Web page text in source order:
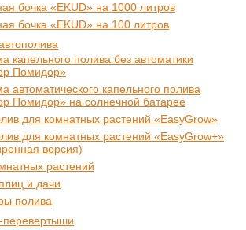
бочка «EKUD» на 1000 литров
бочка «EKUD» на 100 литров
капельного полива без автоматики
Помидор»
автоматического капельного полива
Помидор» на солнечной батарее
для комнатных растений «EasyGrow»
для комнатных растений «EasyGrow+»
версия)
растений
и дачи
полива
перевертыши